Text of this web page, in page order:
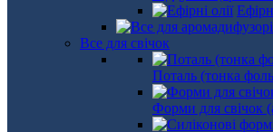
Все для свічок
Поталь (тонка
Форми для свічок